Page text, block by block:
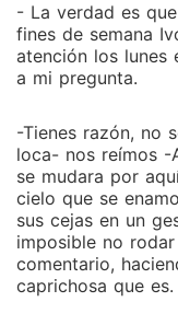
- La verdad es
fines de semana
atención los lunes
a mi pregunta.
-Tienes razón, no
loca- nos reímos -
se mudara por
cielo que se
sus cejas en un
imposible no
comentario,
caprichosa que es.